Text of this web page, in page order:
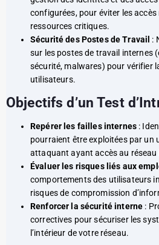
configurées, pour éviter les
ressources critiques.
Sécurité des Postes de Travail :
sur les postes de travail internes
sécurité, malwares) pour vérifier
utilisateurs.
Objectifs d’un Test
Repérer les failles internes:
pourraient être exploitées par un
attaquant ayant accès au réseau
Évaluer les risques liés aux
comportements des utilisateurs
risques de compromission
Renforcer la sécurité interne :
correctives pour sécuriser les
l’intérieur de votre réseau.